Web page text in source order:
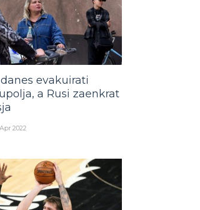
evakuirati
a Rusi zaenkrat
2022